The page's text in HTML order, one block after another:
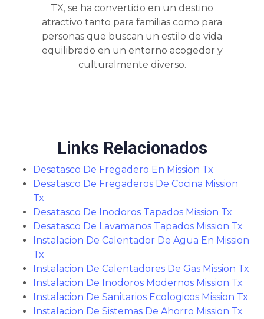
TX, se ha convertido en un destino
atractivo tanto para familias como para
personas que buscan un estilo de vida
equilibrado en un entorno acogedor y
culturalmente diverso.
Links Relacionados
Desatasco De Fregadero En Mission Tx
Desatasco De Fregaderos De Cocina Mission
Tx
Desatasco De Inodoros Tapados Mission Tx
Desatasco De Lavamanos Tapados Mission Tx
Instalacion De Calentador De Agua En Mission
Tx
Instalacion De Calentadores De Gas Mission Tx
Instalacion De Inodoros Modernos Mission Tx
Instalacion De Sanitarios Ecologicos Mission Tx
Instalacion De Sistemas De Ahorro Mission Tx